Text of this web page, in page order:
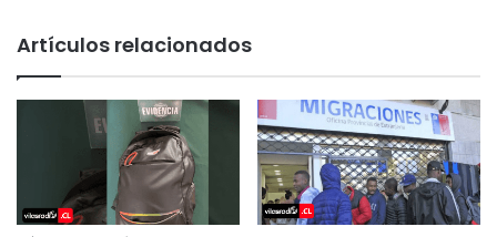
Artículos relacionados